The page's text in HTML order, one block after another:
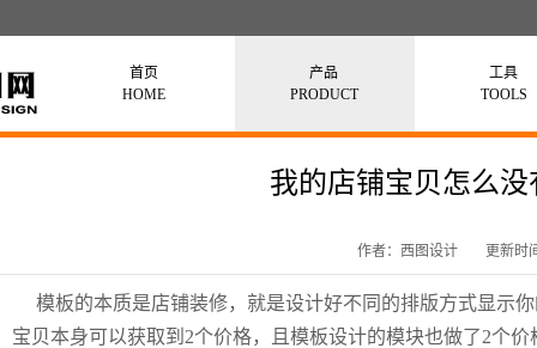
首页
HOME
产品
PRODUCT
工具
TOOLS
我的店铺宝贝怎么
作者：西图设计 更新时
模板的本质是店铺装修，就是设计好不同的排版方式显示
宝贝本身可以获取到2个价格，且模板设计的模块也做了2个